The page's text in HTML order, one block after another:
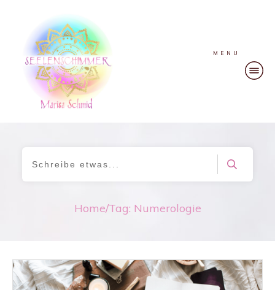
MENU
Home/Tag: Numerologie